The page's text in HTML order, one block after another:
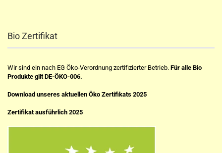
Bio Zertifikat
Wir sind ein nach EG Öko-Verordnung zertifizierter Betrieb. Für alle Bio
Produkte gilt DE-ÖKO-006.
Download unseres aktuellen Öko Zertifikats 2025
Zertifikat ausführlich 2025